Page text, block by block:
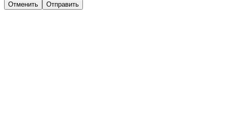
Отменить Отправить